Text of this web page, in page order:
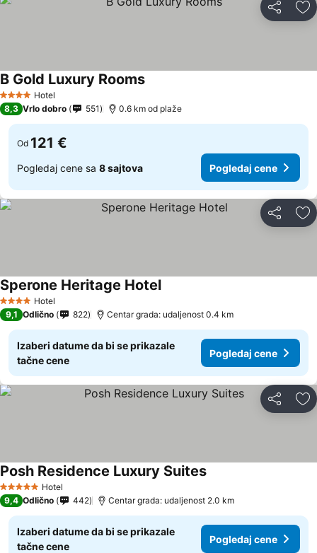
Deli
4 ZvezdiceHotel
B Gold Luxury RoomsPogledaj cene
8,3 Vrlo dobro 551 0.6 km od plaže
Od 121 €
Pogledaj cene sa 8 sajtova Pogledaj cene
Deli
4 ZvezdiceHotel
Sperone Heritage HotelPogledaj cene
9,1 Odlično 822 Centar grada: udaljenost 0.4 km
Izaberi datume da bi se prikazale
tačne cene
Pogledaj cene
Deli
5 ZvezdiceHotel
Posh Residence Luxury SuitesPogledaj cene
9,4 Odlično 442 Centar grada: udaljenost 2.0 km
Izaberi datume da bi se prikazale
tačne cene
Pogledaj cene